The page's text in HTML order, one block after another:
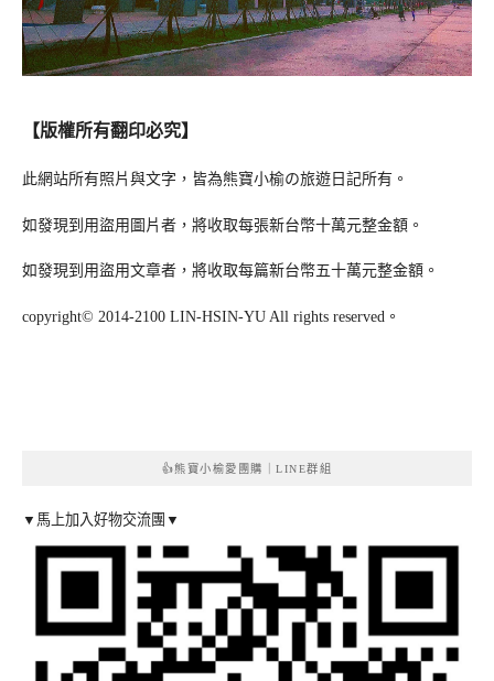
【版權所有翻印必究】
此網站所有照片與文字，皆為熊寶小榆の旅遊日記所有。
如發現到用盜用圖片者，將收取每張新台幣十萬元整金額。
如發現到用盜用文章者，將收取每篇新台幣五十萬元整金額。
copyright© 2014-2100 LIN-HSIN-YU All rights reserved。
👍熊寶小榆愛團購｜LINE群組
▼馬上加入好物交流團▼